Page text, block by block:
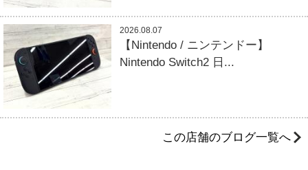
2026.08.07
【Nintendo / ニンテンドー】
Nintendo Switch2 日...
この店舗のブログ一覧へ